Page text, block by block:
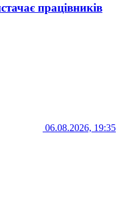
працівників
06.08.2026, 19:35